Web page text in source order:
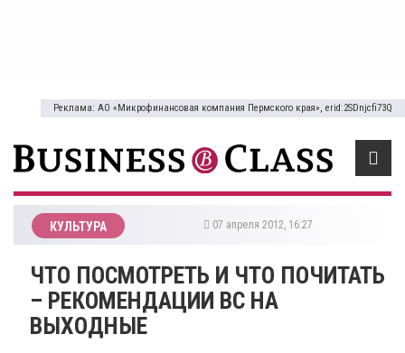
Реклама: АО «Микрофинансовая компания Пермского края», erid:2SDnjcfi73Q
КУЛЬТУРА 07 апреля 2012, 16:27
ЧТО ПОСМОТРЕТЬ И ЧТО ПОЧИТАТЬ
– РЕКОМЕНДАЦИИ BC НА
ВЫХОДНЫЕ